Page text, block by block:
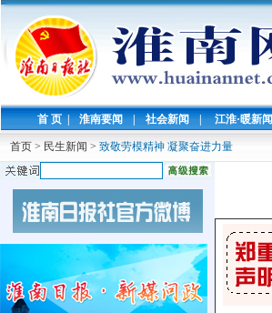
首 页 | 淮南要闻 | 社会新闻 | 江淮·暖新闻
首页 > 民生新闻 > 致敬劳模精神 凝聚奋进力量